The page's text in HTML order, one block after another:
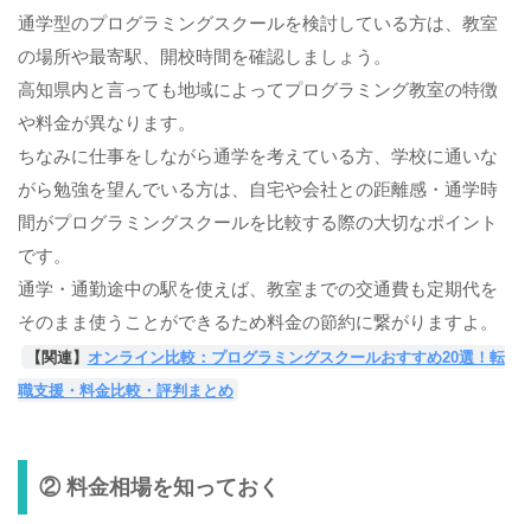
通学型のプログラミングスクールを検討している方は、教室
の場所や最寄駅、開校時間を確認しましょう。
高知県内と言っても地域によってプログラミング教室の特徴
や料金が異なります。
ちなみに仕事をしながら通学を考えている方、学校に通いな
がら勉強を望んでいる方は、自宅や会社との距離感・通学時
間がプログラミングスクールを比較する際の大切なポイント
です。
通学・通勤途中の駅を使えば、教室までの交通費も定期代を
そのまま使うことができるため料金の節約に繋がりますよ。
【関連】 オンライン比較：プログラミングスクールおすすめ20選！転
職支援・料金比較・評判まとめ
② 料金相場を知っておく